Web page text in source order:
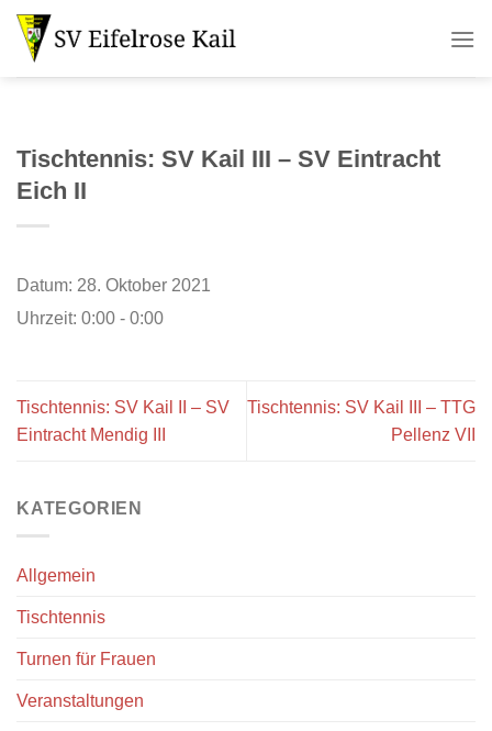
Zum
Inhalt
springen
Tischtennis: SV Kail III – SV Eintracht
Eich II
Datum: 28. Oktober 2021
Uhrzeit: 0:00 - 0:00
Tischtennis: SV Kail II – SV
Eintracht Mendig III
Tischtennis: SV Kail III – TTG
Pellenz VII
KATEGORIEN
Allgemein
Tischtennis
Turnen für Frauen
Veranstaltungen